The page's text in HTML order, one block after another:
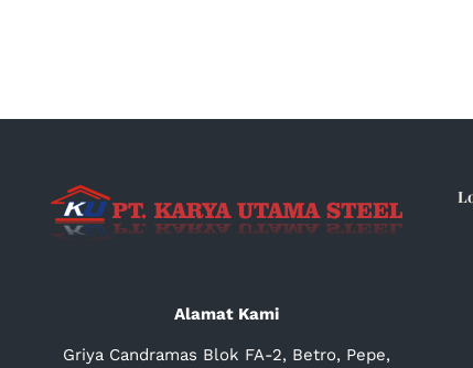
Alamat Kami
Griya Candramas Blok FA-2, Betro, Pepe,